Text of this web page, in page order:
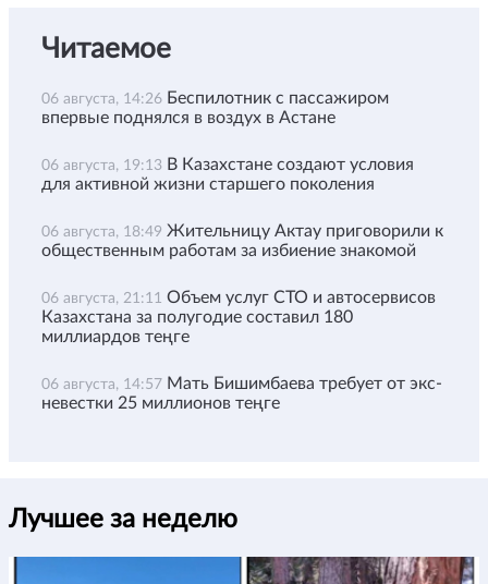
Читаемое
06 августа, 14:26 Беспилотник с пассажиром
впервые поднялся в воздух в Астане
06 августа, 19:13 В Казахстане создают условия
для активной жизни старшего поколения
06 августа, 18:49 Жительницу Актау приговорили к
общественным работам за избиение знакомой
06 августа, 21:11 Объем услуг СТО и автосервисов
Казахстана за полугодие составил 180
миллиардов теңге
06 августа, 14:57 Мать Бишимбаева требует от экс-
невестки 25 миллионов теңге
Лучшее за неделю